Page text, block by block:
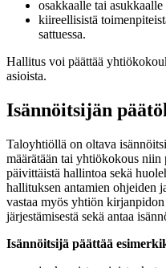
osakkaalle tai
kiireellisistä
sattuessa.
Hallitus voi päättää
asioista.
Isännöitsijän
Taloyhtiöllä on oltava
määrätään tai yhtiökokous niin
päivittäistä hallintoa sekä
hallituksen antamien ohjeiden
vastaa myös yhtiön
järjestämisestä sekä antaa
Isännöitsijä päättää